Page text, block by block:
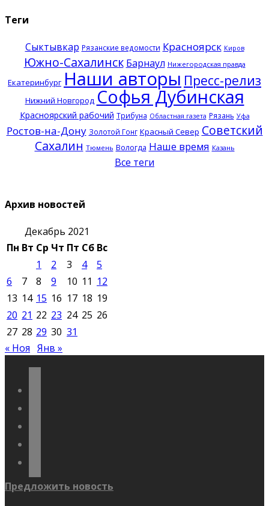
Теги
Сыктывкар Рязанские ведомости Красноярск Киров
Южно-Сахалинск Барнаул Нижегородская правда
Екатеринбург Наши авторы Пресс-релиз
Нижний Новгород Софья Дубинская
Красноярский рабочий Трибуна Областная газета Рязань Уфа
Ростов-на-Дону Золотой Гонг Красный Север Советский
Сахалин Тюмень Вологда Наше время Казань
Все теги
Архив новостей
Декабрь 2021
Пн Вт Ср Чт Пт Сб Вс
1
2 3 4
5
6
7 8 9 10 11 12
13 14 15 16 17 18 19
20 21 22 23 24 25 26
27 28 29 30 31
« Ноя Янв »
Предложить новость